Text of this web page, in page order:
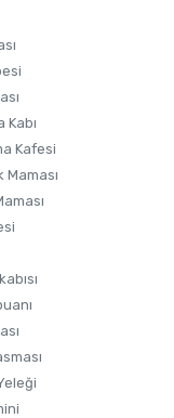
Al ve Yorumla
Gönder
Kabı
Kafesi
Maması